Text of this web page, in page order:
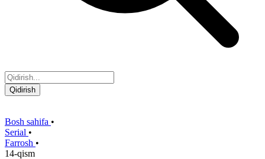
Qidirish
Bosh sahifa •
Serial •
Farrosh •
14-qism